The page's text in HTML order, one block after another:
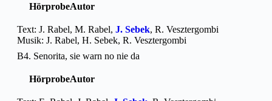
HörprobeAutor
Text: J. Rabel, M. Rabel, J. Sebek, R. Vesztergombi
Musik: J. Rabel, H. Sebek, R. Vesztergombi
B4. Senorita, sie warn no nie da
HörprobeAutor